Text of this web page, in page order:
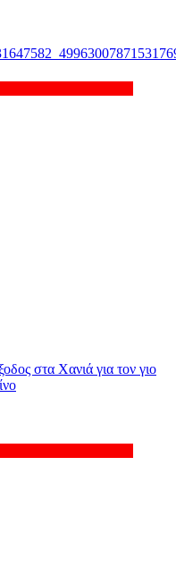
στα Χανιά για τον γιο